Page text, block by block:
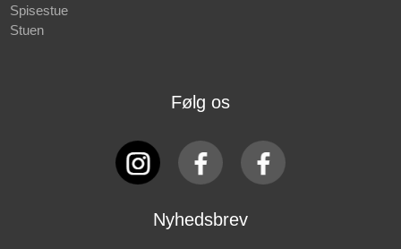
Spisestue
Stuen
Følg os
Nyhedsbrev